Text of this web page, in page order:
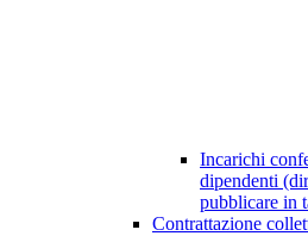
Incarichi
dipendenti
pubblicare in
Contrattazione